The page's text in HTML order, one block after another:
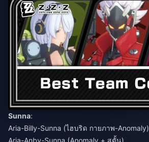
Sunna:
Aria-Billy-Sunna (ไฮบริด กายภาพ-Anomaly)
Aria-Anby-Sunna (Anomaly + สตั้น)